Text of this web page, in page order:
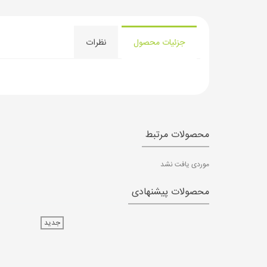
جزئیات محصول نظرات
محصولات مرتبط
موردی یافت نشد
محصولات پیشنهادی
جدید